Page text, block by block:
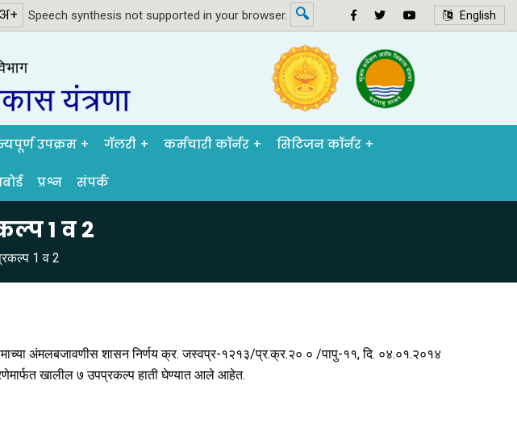
English
उपक्रम गॅलरी कर्मचारी कॉर्नर सिटिजन कॉर्नर
प्रश्न संपर्क
1 व 2
1 व 2
अंमलबजावणीस शासन निर्णय क्र. जस्वप्र-१२१३/प्र.क्र.२० ० /पापु-११, दि. ०४.०१.२०१४
खालील ७ उपप्रकल्प हाती घेण्यात आले आहेत.
अ+ Speech synthesis not supported in your browser. 🔍